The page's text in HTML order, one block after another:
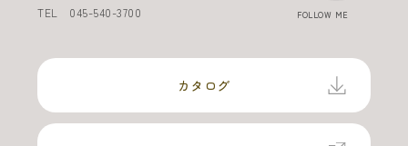
TEL 045-540-3700 FOLLOW ME
カタログ